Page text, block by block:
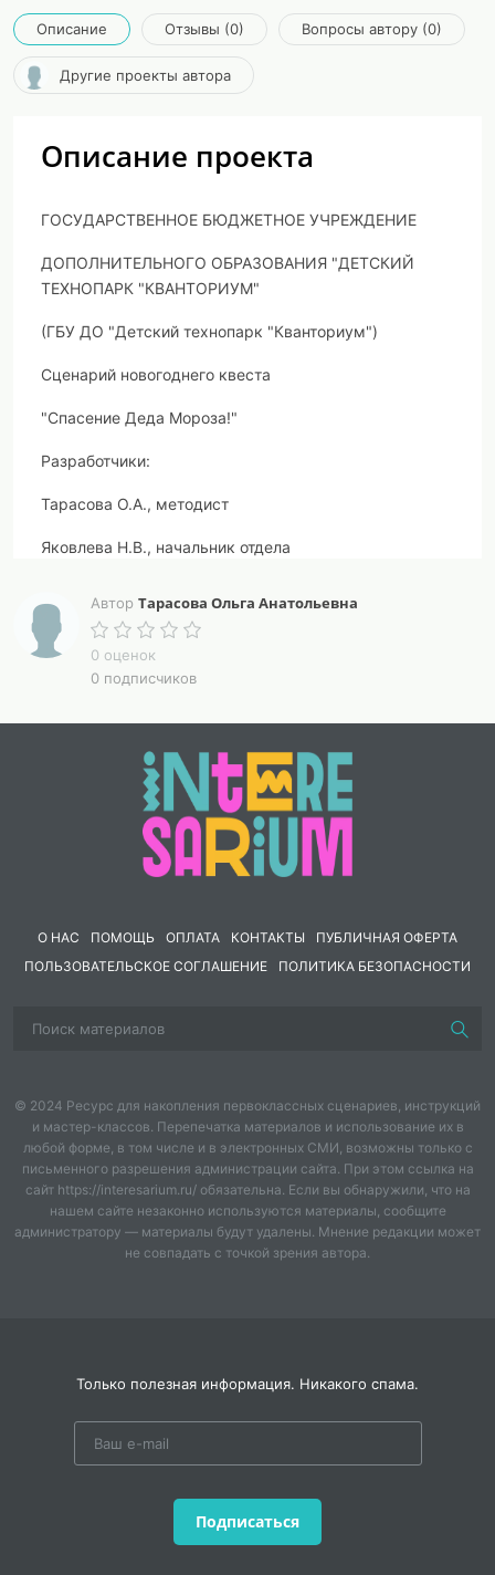
Описание Отзывы (0) Вопросы автору (0)
Другие проекты автора
Описание проекта
ГОСУДАРСТВЕННОЕ БЮДЖЕТНОЕ УЧРЕЖДЕНИЕ
ДОПОЛНИТЕЛЬНОГО ОБРАЗОВАНИЯ "ДЕТСКИЙ
ТЕХНОПАРК "КВАНТОРИУМ"
(ГБУ ДО "Детский технопарк "Кванториум")
Сценарий новогоднего квеста
"Спасение Деда Мороза!"
Разработчики:
Тарасова О.А., методист
Яковлева Н.В., начальник отдела
2022
Пояснительная записка
Праздник – это особое событие, его выделяли среди
жизни всего общества. Это специфичная форма
коллективного единения, где выражается общее
и сопереживание участников. Праздники открывают
детям простор
в коллективе. Новогодние квесты способствуют
развитию воображения
заключается в том, что они могут помочь ребенку
сторону добра.
Новогодний квест "Спасение Деда Мороза!"
актуален, поскольку вызывает у участников
положительно окрашенные эмоциональные
переживания и создает атмосферу творческого
взаимодействия детей и взрослых.
для детей от 7 до 11 лет.
для обучающихся.
Автор Тарасова Ольга Анатольевна
0 оценок
0 подписчиков
О НАС ПОМОЩЬ ОПЛАТА КОНТАКТЫ
ПУБЛИЧНАЯ ОФЕРТА
ПОЛЬЗОВАТЕЛЬСКОЕ СОГЛАШЕНИЕ
ПОЛИТИКА БЕЗОПАСНОСТИ
© 2024 Ресурс для накопления первоклассных сценариев, инструкций
и мастер-классов. Перепечатка материалов и использование их в
любой форме, в том числе и в электронных СМИ, возможны только с
письменного разрешения администрации сайта. При этом ссылка на
сайт https://interesarium.ru/ обязательна. Если вы обнаружили, что на
нашем сайте незаконно используются материалы, сообщите
администратору — материалы будут удалены. Мнение редакции может
не совпадать с точкой зрения автора.
Только полезная информация. Никакого спама.
Подписаться